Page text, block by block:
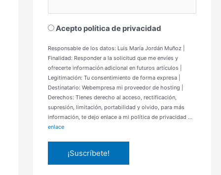
Acepto política de privacidad
Responsable de los datos: Luis María Jordán Muñoz |
Finalidad: Responder a la solicitud que me envíes y
ofrecerte información adicional en futuros artículos |
Legitimación: Tu consentimiento de forma expresa |
Destinatario: Webempresa mi proveedor de hosting |
Derechos: Tienes derecho al acceso, rectificación,
supresión, limitación, portabilidad y olvido, para más
información, te dejo enlace a mi política de privacidad ...
enlace